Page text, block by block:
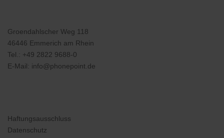
Groendahlscher Weg 118
46446 Emmerich am Rhein
Tel.: +49 2822 9688-0
E-Mail: info@phonepoint.de
Haftungsausschluss
Datenschutz